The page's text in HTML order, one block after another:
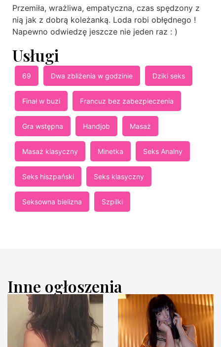
Przemiła, wrażliwa, empatyczna, czas spędzony z
nią jak z dobrą koleżanką. Loda robi obłędnego !
Napewno odwiedzę jeszcze nie jeden raz : )
Usługi
69 Dwa zbliżenia w godzinie Dziki seks
Finał w buzi Francuz bez zabezpieczenia
Gra wstępna Handjob Masaż
Masaż klasyczny Minetka Seks Analny
Seks hiszpański Seks klasyczny
Seksowna bielizna Szpilki
Inne ogłoszenia